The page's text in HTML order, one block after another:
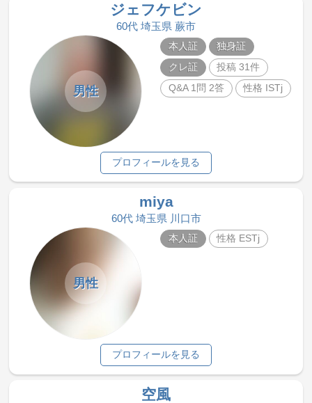
ジェフケビン
60代 埼玉県 蕨市
男性
本人証
独身証
クレ証
投稿 31件
Q&A 1問 2答
性格 ISTj
プロフィールを見る
miya
60代 埼玉県 川口市
男性
本人証 性格 ESTj
プロフィールを見る
空風